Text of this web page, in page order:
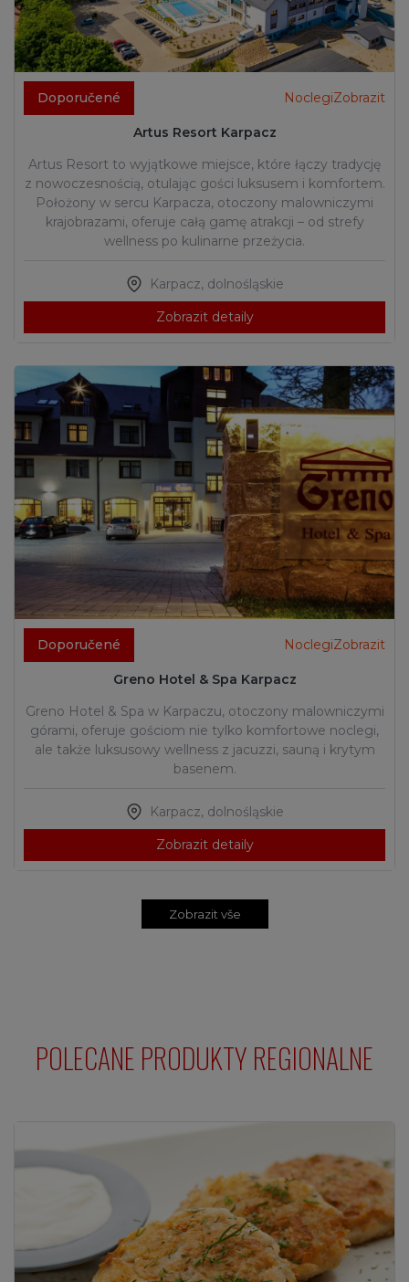
Doporučené NoclegiZobrazit
Artus Resort Karpacz
Artus Resort to wyjątkowe miejsce, które łączy tradycję
z nowoczesnością, otulając gości luksusem i komfortem.
Położony w sercu Karpacza, otoczony malowniczymi
krajobrazami, oferuje całą gamę atrakcji – od strefy
wellness po kulinarne przeżycia.
Karpacz, dolnośląskie
Zobrazit detaily
Doporučené NoclegiZobrazit
Greno Hotel & Spa Karpacz
Greno Hotel & Spa w Karpaczu, otoczony malowniczymi
górami, oferuje gościom nie tylko komfortowe noclegi,
ale także luksusowy wellness z jacuzzi, sauną i krytym
basenem.
Karpacz, dolnośląskie
Zobrazit detaily
Zobrazit vše
POLECANE PRODUKTY REGIONALNE